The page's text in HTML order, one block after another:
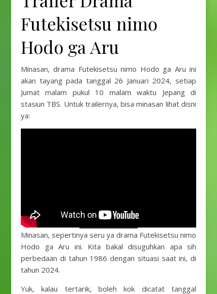
Futekisetsu nimo
Hodo ga Aru
Minasan, drama Futekisetsu nimo Hodo ga Aru ini
akan tayang pada tanggal 26 Januari 2024, setiap
Jumat malam pukul 10 malam waktu Jepang di
stasiun TBS. Untuk trailernya, bisa minasan lihat disni
ya:
Minasan, sepertinya seru ya drama Futekisetsu nimo
Hodo ga Aru ini. Kita bakal disuguhkan apa sih
perbedaan di tahun 1986 dengan situasi saat ini, di
tahun 2024.
Yuk, kalau tertarik, boleh kok dicatat tanggal